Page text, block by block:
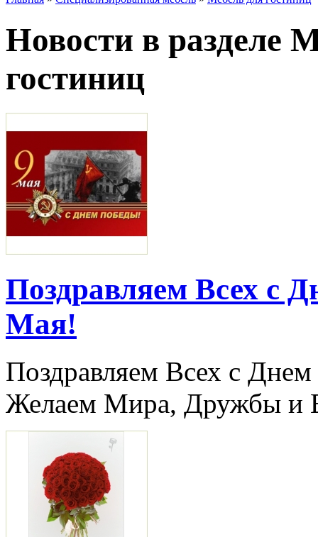
Новости в разделе
гостиниц
Поздравляем Всех с
Мая!
Поздравляем Всех с
Желаем Мира, Дружбы и